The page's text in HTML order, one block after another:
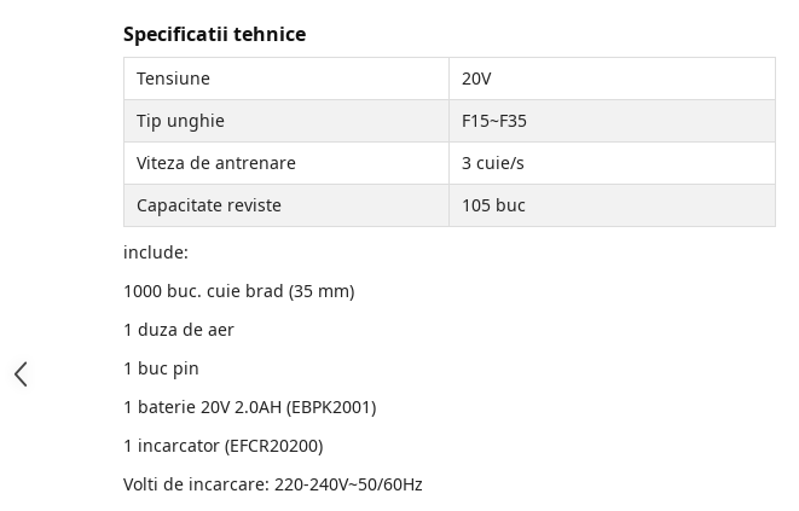
Aparate sudura
Accesorii de sudura
Accesorii si consumabile drujbe
Accesorii motocoase
Casa, gradina si Bricolaj
Aparate si masini gradinarit
Specificatii tehnice
Tensiune
20V
Tip unghie
F15~F35
Viteza de antrenare
3 cuie/s
Capacitate reviste
105 buc
include:
1000 buc. cuie brad (35 mm)
1 duza de aer
1 buc pin
1 baterie 20V 2.0AH (EBPK2001)
1 incarcator (EFCR20200)
Volti de incarcare: 220-240V~50/60Hz